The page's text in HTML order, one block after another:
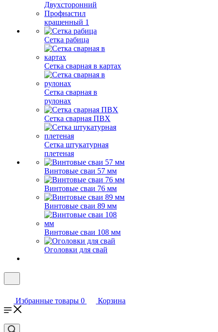
Двухсторонний
Профнастил
крашенный 1
Сетка рабица
Сетка сварная в картах
Сетка сварная в
рулонах
Сетка сварная ПВХ
Сетка штукатурная
плетеная
Винтовые сваи 57 мм
Винтовые сваи 76 мм
Винтовые сваи 89 мм
Винтовые сваи 108 мм
Оголовки для свай
Избранные товары 0 Корзина